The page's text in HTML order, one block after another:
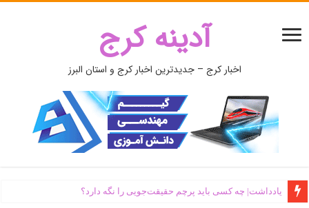
آدینه کرج
اخبار کرج – جدیدترین اخبار کرج و استان البرز
یادداشت| ‌چه کسی باید پرچم حقیقت‌جویی را نگه دارد؟